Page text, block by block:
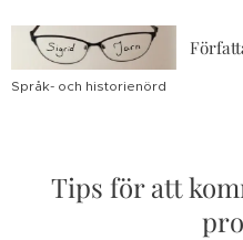
Språk- och historienörd
Tips för att